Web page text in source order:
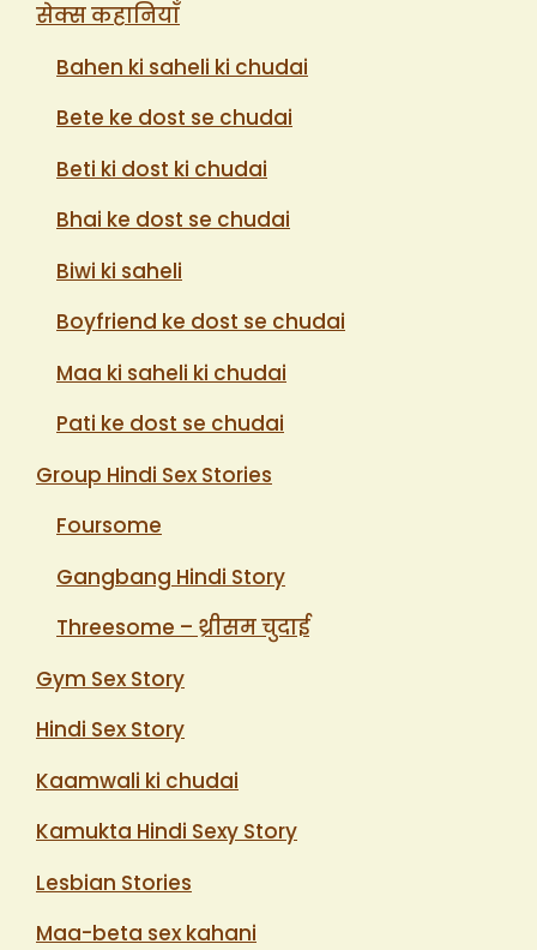
सेक्स कहानियाँ
Bahen ki saheli ki chudai
Bete ke dost se chudai
Beti ki dost ki chudai
Bhai ke dost se chudai
Biwi ki saheli
Boyfriend ke dost se chudai
Maa ki saheli ki chudai
Pati ke dost se chudai
Group Hindi Sex Stories
Foursome
Gangbang Hindi Story
Threesome – थ्रीसम चुदाई
Gym Sex Story
Hindi Sex Story
Kaamwali ki chudai
Kamukta Hindi Sexy Story
Lesbian Stories
Maa-beta sex kahani